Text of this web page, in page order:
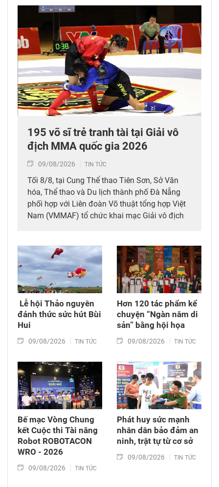
195 võ sĩ trẻ tranh tài tại Giải vô
địch MMA quốc gia 2026
09/08/2026 TIN TỨC
Tối 8/8, tại Cung Thể thao Tiên Sơn, Sở Văn
hóa, Thể thao và Du lịch thành phố Đà Nẵng
phối hợp với Liên đoàn Võ thuật tổng hợp Việt
Nam (VMMAF) tổ chức khai mạc Giải vô địch
​ Lễ hội Thảo nguyên
đánh thức sức hút Bùi
Hui
09/08/2026 TIN TỨC
Hơn 120 tác phẩm kể
chuyện “Ngàn năm di
sản” bằng hội họa
09/08/2026 TIN TỨC
Bế mạc Vòng Chung
kết Cuộc thi Tài năng
Robot ROBOTACON
WRO - 2026
09/08/2026 TIN TỨC
Phát huy sức mạnh
nhân dân bảo đảm an
ninh, trật tự từ cơ sở
09/08/2026 TIN TỨC